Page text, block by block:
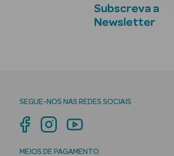
Subscreva a
Newsletter
SEGUE-NOS NAS REDES SOCIAIS
MEIOS DE PAGAMENTO